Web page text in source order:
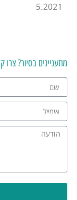
מתעניינים בסיור? צרו
5.2021